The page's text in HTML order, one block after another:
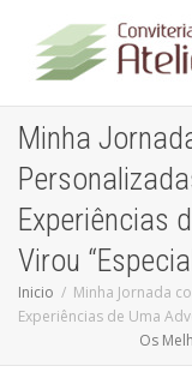
Minha
Experiências
Virou
Inicio
Minha Jornada
Experiências de Uma
Os